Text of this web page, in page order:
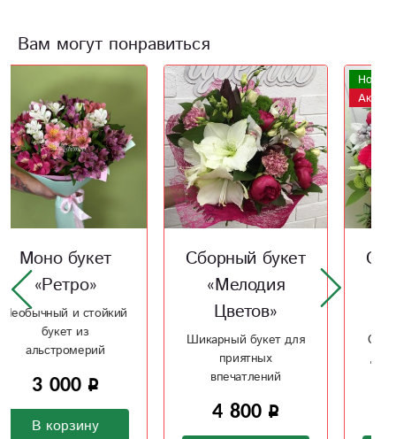
Вам могут понравиться
Сборный букет
«Мелодия
Цветов»
Шикарный букет для
приятных
впечатлений
4 800
Новинка
Акция
Сборный букет
«Заветная
мечта»
Оригинальный букет
для особых случаев
6 300